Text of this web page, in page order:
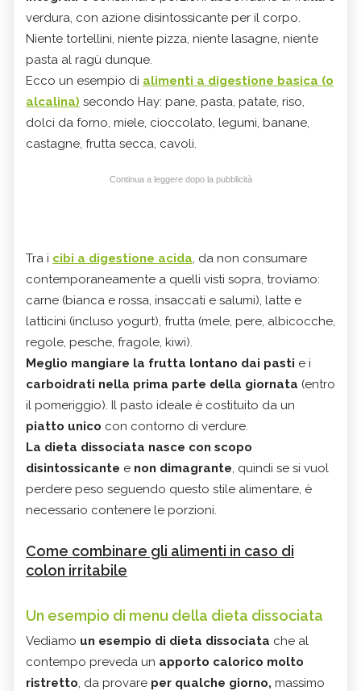
verdura, con azione disintossicante per il corpo.
Niente tortellini, niente pizza, niente lasagne, niente
pasta al ragù dunque.
Ecco un esempio di alimenti a digestione basica (o
alcalina) secondo Hay: pane, pasta, patate, riso,
dolci da forno, miele, cioccolato, legumi, banane,
castagne, frutta secca, cavoli.
Continua a leggere dopo la pubblicità
Tra i cibi a digestione acida, da non consumare
contemporaneamente a quelli visti sopra, troviamo:
carne (bianca e rossa, insaccati e salumi), latte e
latticini (incluso yogurt), frutta (mele, pere, albicocche,
regole, pesche, fragole, kiwi).
Meglio mangiare la frutta lontano dai pasti e i
carboidrati nella prima parte della giornata (entro
il pomeriggio). Il pasto ideale è costituito da un
piatto unico con contorno di verdure.
La dieta dissociata nasce con scopo
disintossicante e non dimagrante, quindi se si vuol
perdere peso seguendo questo stile alimentare, è
necessario contenere le porzioni.
Come combinare gli alimenti in caso di
colon irritabile
Un esempio di menu della dieta dissociata
Vediamo un esempio di dieta dissociata che al
contempo preveda un apporto calorico molto
ristretto, da provare per qualche giorno, massimo